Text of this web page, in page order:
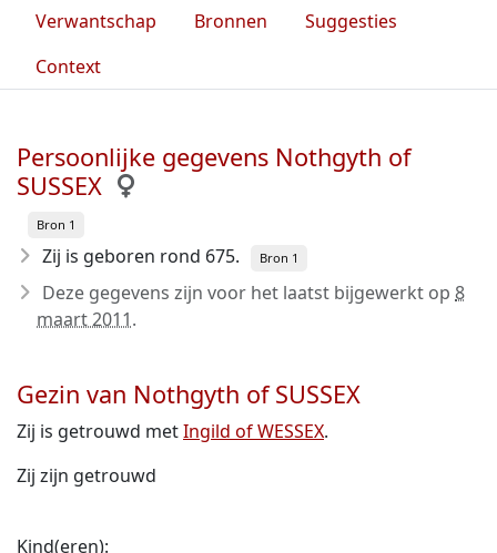
Verwantschap
Bronnen
Suggesties
Context
Persoonlijke gegevens Nothgyth of
SUSSEX
Bron 1
Zij is geboren rond 675. Bron 1
Deze gegevens zijn voor het laatst bijgewerkt op 8
maart 2011.
Gezin van Nothgyth of SUSSEX
Zij is getrouwd metIngild of WESSEX.
Zij zijn getrouwd
Kind(eren):